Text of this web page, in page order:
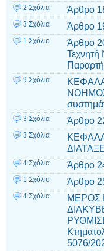
2 Σχόλια Άρθρο
3 Σχόλια Άρθρο
1 Σχόλιο
Άρθρο
9 Σχόλια
3 Σχόλια Άρθρο
3 Σχόλια
4 Σχόλια Άρθρο
1 Σχόλιο Άρθρο
4 Σχόλια
ΜΕΡΟΣ
5076/